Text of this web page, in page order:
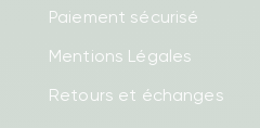
Paiement sécurisé
Mentions Légales
Retours et échanges